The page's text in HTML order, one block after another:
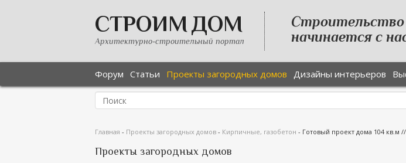
СТРОИМ ДОМ
Архитектурно-строительный портал
Строительство
начинается с
Форум Статьи Проекты загородных домов Дизайны интерьеров
Главная - Проекты загородных домов - Кирпичные, газобетон - Готовый проект дома 104 кв.м //
Проекты загородных домов